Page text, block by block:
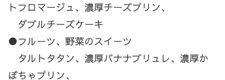
トフロマージュ、濃厚チーズプリン、
ダブルチーズケーキ
●フルーツ、野菜のスイーツ
タルトタタン、濃厚バナナブリュレ、濃厚か
ぼちゃプリン、